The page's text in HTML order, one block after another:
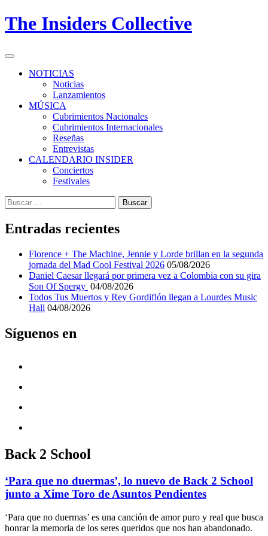
Skip
to
The Insiders Collective
Primary
NOTICIAS
Noticias
Lanzamientos
MÚSICA
Cubrimientos Nacionales
Cubrimientos Internacionales
Reseñas
Entrevistas
CALENDARIO INSIDER
Conciertos
Festivales
Buscar:
Entradas recientes
Florence + The Machine, Jennie y Lorde brillan en la segunda
jornada del Mad Cool Festival 2026 05/08/2026
Daniel Caesar llegará por primera vez a Colombia con su gira
Son Of Spergy 04/08/2026
Todos Tus Muertos y Rey Gordiflón llegan a Lourdes Music
Hall 04/08/2026
Síguenos en
Back 2 School
‘Para que no duermas’, lo nuevo de Back 2 School
junto a Xime Toro de Asuntos Pendientes
‘Para que no duermas’ es una canción de amor puro y real que busca
honrar la memoria de los seres queridos que nos han abandonado.